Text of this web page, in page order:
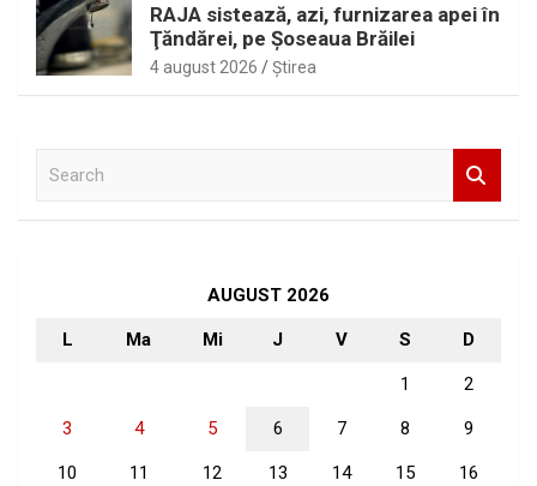
RAJA sistează, azi, furnizarea apei în
Ţăndărei, pe Şoseaua Brăilei
4 august 2026 Ştirea
AUGUST 2026
L Ma Mi J V S D
1 2
3 4 5 6 7 8 9
10 11 12 13 14 15 16